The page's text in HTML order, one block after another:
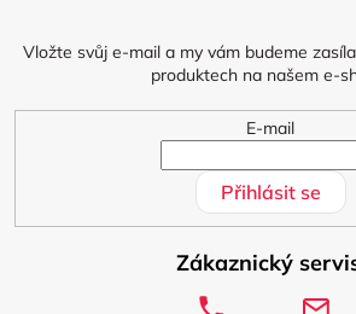
Vložte svůj e-mail a my vám budeme
produktech na našem e-
E-mail
Přihlásit se
Zákaznický